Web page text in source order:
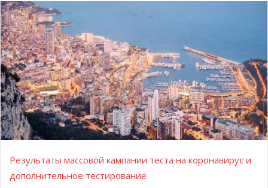
Результаты массовой кампании теста на коронавирус и
дополнительное тестирование